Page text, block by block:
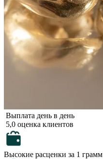
Выплата день в день
5,0 оценка клиентов
Высокие расценки за 1 грамм